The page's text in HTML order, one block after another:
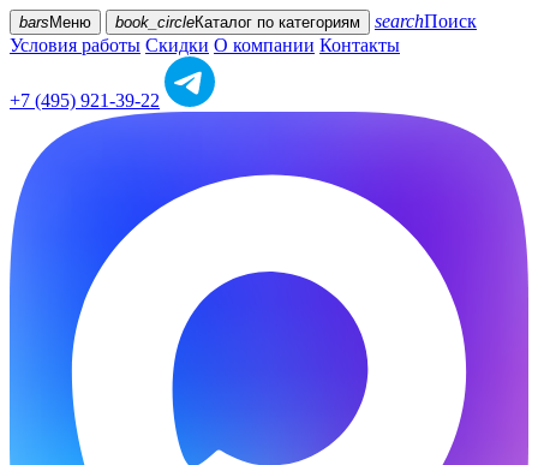
bars Меню book_circleКаталог по категориям searchПоиск
Условия работы Скидки О компании Контакты
+7 (495) 921-39-22